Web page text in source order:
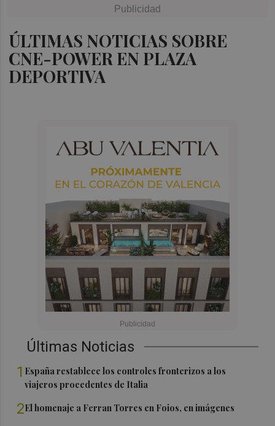
ÚLTIMAS NOTICIAS SOBRE
CNE-POWER EN PLAZA
DEPORTIVA
Últimas Noticias
1 España restablece los controles fronterizos a los
viajeros procedentes de Italia
2El homenaje a Ferran Torres en Foios, en imágenes